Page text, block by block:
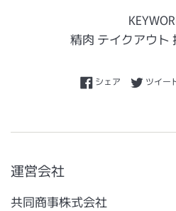
精肉 テイクアウト
シェアFacebookでシ
ツイー
運営会社
共同商事株式会社